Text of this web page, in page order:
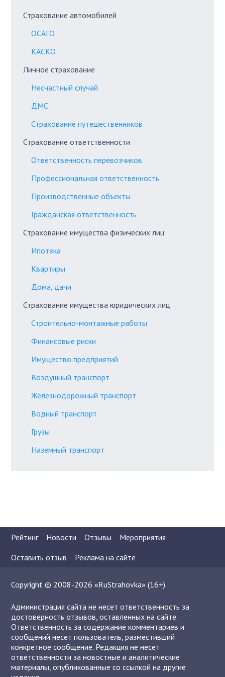
Страхование автомобилей
ОСАГО
КАСКО
Личное страхование
Несчастный случай
ДМС
Страхование путешественников
Страхование ответственности
Ответственность перевозчиков
Профессиональная ответственность
Производственные объекты
Гражданская ответственность
Страхование имущества физических лиц
Ипотека
Квартиры
Дома, дачи
Страхование имущества юридических лиц
Строительно-монтажные работы
Финансовые риски
Имущество предприятий
Воздушный транспорт
Железнодорожный транспорт
Водный транспорт
Грузы
Наземный транспорт
Рейтинг Новости Отзывы
Мероприятия
Оставить отзыв
Реклама на сайте
Copyright © 2008-2026 «RuStrahovka» (16+).
Администрация сайта не несет ответственность за
достоверность отзывов, оставленных на сайте.
Ответственность за содержание комментариев и
сообщений несет пользователь, разместивший
конкретное сообщение. Редакция не несет
ответственности за новостные и аналитические
материалы, опубликованные со ссылкой на другие